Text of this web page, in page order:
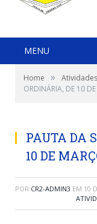
MENU
Home »
ORDINÁRIA, DE 10
PAUTA DA
10 DE
POR CR2-ADMIN3 EM 10